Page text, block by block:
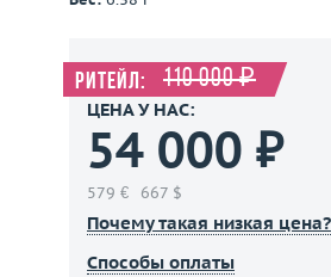
Ритейл: 110 000 ₽
ЦЕНА У НАС:
54 000 ₽
579 € 667 $
Почему такая низкая цена?
Способы оплаты